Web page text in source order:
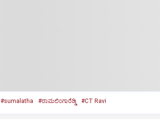
#sumalatha #ರಾಮಲಿಂಗಾರೆಡ್ಡಿ #CT Ravi